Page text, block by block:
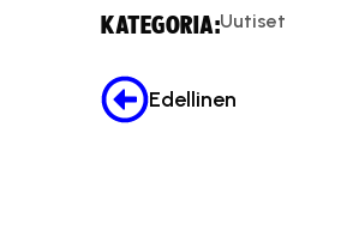
KATEGORIA:Uutiset
Edellinen